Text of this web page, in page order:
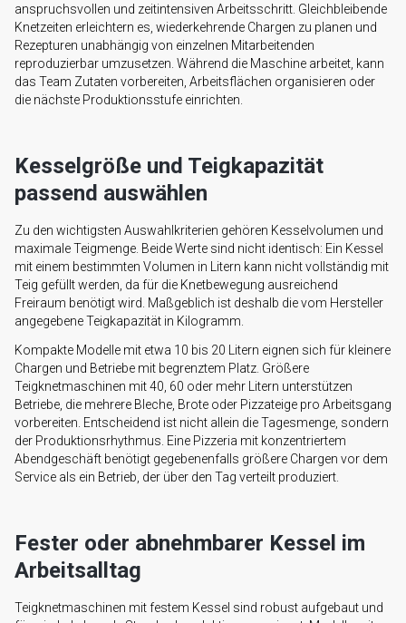
anspruchsvollen und zeitintensiven Arbeitsschritt. Gleichbleibende
Knetzeiten erleichtern es, wiederkehrende Chargen zu planen und
Rezepturen unabhängig von einzelnen Mitarbeitenden
reproduzierbar umzusetzen. Während die Maschine arbeitet, kann
das Team Zutaten vorbereiten, Arbeitsflächen organisieren oder
die nächste Produktionsstufe einrichten.
Kesselgröße und Teigkapazität
passend auswählen
Zu den wichtigsten Auswahlkriterien gehören Kesselvolumen und
maximale Teigmenge. Beide Werte sind nicht identisch: Ein Kessel
mit einem bestimmten Volumen in Litern kann nicht vollständig mit
Teig gefüllt werden, da für die Knetbewegung ausreichend
Freiraum benötigt wird. Maßgeblich ist deshalb die vom Hersteller
angegebene Teigkapazität in Kilogramm.
Kompakte Modelle mit etwa 10 bis 20 Litern eignen sich für kleinere
Chargen und Betriebe mit begrenztem Platz. Größere
Teigknetmaschinen mit 40, 60 oder mehr Litern unterstützen
Betriebe, die mehrere Bleche, Brote oder Pizzateige pro Arbeitsgang
vorbereiten. Entscheidend ist nicht allein die Tagesmenge, sondern
der Produktionsrhythmus. Eine Pizzeria mit konzentriertem
Abendgeschäft benötigt gegebenenfalls größere Chargen vor dem
Service als ein Betrieb, der über den Tag verteilt produziert.
Fester oder abnehmbarer Kessel im
Arbeitsalltag
Teigknetmaschinen mit festem Kessel sind robust aufgebaut und